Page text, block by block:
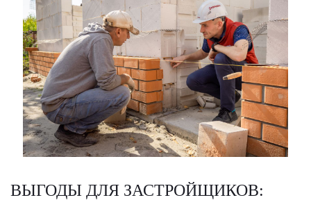
ВЫГОДЫ ДЛЯ ЗАСТРОЙЩИКОВ: